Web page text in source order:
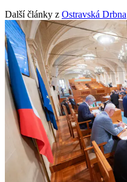
Další články z Ostravská Drbna